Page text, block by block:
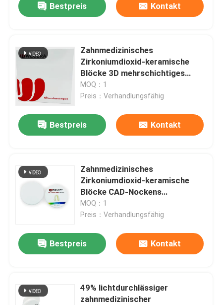
Bestpreis Kontakt
Zahnmedizinisches
Zirkoniumdioxid-keramische
Blöcke 3D mehrschichtiges
Pro43% - 57% CAD-Nockens
lichtdurchlässig
MOQ：1
Preis：Verhandlungsfähig
Bestpreis Kontakt
Zahnmedizinisches
Zirkoniumdioxid-keramische
Blöcke CAD-Nockens
mehrschichtiges 43% - 57%
lichtdurchlässig
MOQ：1
Preis：Verhandlungsfähig
Bestpreis Kontakt
49% lichtdurchlässiger
zahnmedizinischer